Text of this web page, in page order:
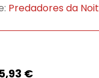
Predadores da
€